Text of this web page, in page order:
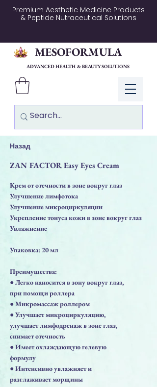
Premium Aesthetic Medicine Products
& Peptide Nutraceutical Solutions
Log In
MESOFORMULA
ADVANCED HEALTH & BEAUTY SOLUTIONS
Назад
ZAN FACTOR Easy Eyes Cream
Крем от отечности в зоне вокруг глаз
Улучшение лимфотока
Улучшение микроциркуляции
Укрепление тонуса кожи в зоне вокруг глаз
Увлажнение
Упаковка: 20 мл
Преимущества:
● Легко наносится в зону вокруг глаз,
при помощи роллера
● Микромассаж роллером
● Улучшает микроциркуляцию,
улучшает лимфодренаж в зоне глаз,
снимает отечность
● Имеет охлаждающую гелевую
формулу
● Интенсивно увлажняет и
разглаживает морщины